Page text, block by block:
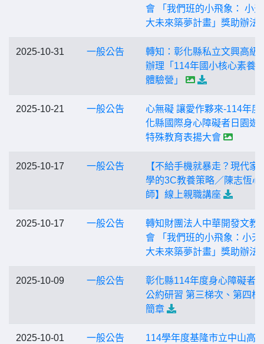
會 「我們班的小飛象： 小
大未來築夢計畫」獎助辦法
2025-10-31 一般公告
轉知：彰化縣私立文興高級
辦理「114年國小核心素養
體驗營」
2025-10-21 一般公告
心無礙 讓愛作夥來-114年度
化縣國際身心障礙者日園遊
特殊教育表揚大會
2025-10-17 一般公告
【不給手機就暴走？現代家
學的3C教養策略／陳志恆心
師】線上親職講座
2025-10-17 一般公告
轉知財團法人中華開發文教
會 「我們班的小飛象：小天
大未來築夢計畫」獎助辦法
2025-10-09 一般公告
彰化縣114年度身心障礙者
公約研習 第三梯次、第四梯
簡章
2025-10-01 一般公告
114學年度基隆市立中山高